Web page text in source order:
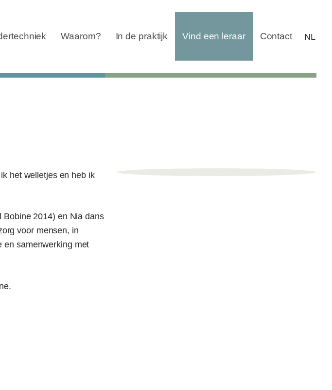
Waarom? In de praktijk Vind een leraar Contact NL
het welletjes en heb ik
Bobine 2014) en Nia dans
voor mensen, in
en samenwerking met